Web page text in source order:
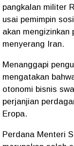
pangkalan militer
usai pemimpin
akan mengizinkan
menyerang Iran.
Menanggapi
mengatakan
otonomi bisnis
perjanjian
Eropa.
Perdana Menteri